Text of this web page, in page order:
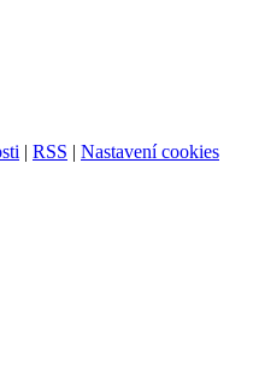
| RSS | Nastavení cookies